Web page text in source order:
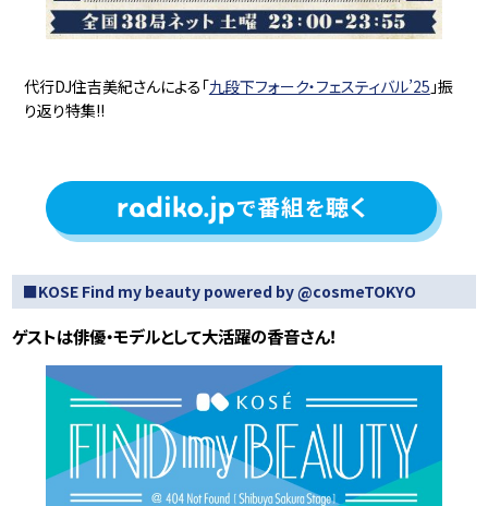
代行DJ住吉美紀さんによる「九段下フォーク・フェスティバル’25 」振
り返り特集!!
■KOSE Find my beauty powered by @cosmeTOKYO
ゲストは俳優・モデルとして大活躍の香音さん！